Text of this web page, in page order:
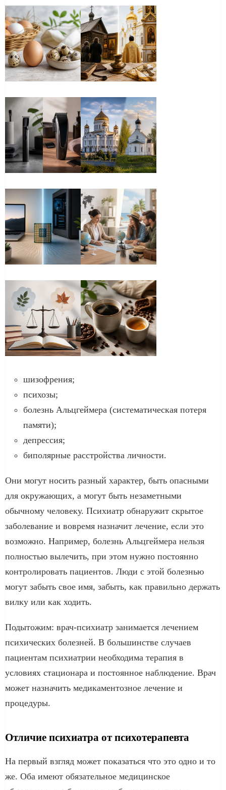
шизофрения;
психозы;
болезнь Альцгеймера (систематическая потеря
памяти);
депрессия;
биполярные расстройства личности.
Они могут носить разный характер, быть опасными
для окружающих, а могут быть незаметными
обычному человеку. Психиатр обнаружит скрытое
заболевание и вовремя назначит лечение, если это
возможно. Например, болезнь Альцгеймера нельзя
полностью вылечить, при этом нужно постоянно
контролировать пациентов. Люди с этой болезнью
могут забыть свое имя, забыть, как правильно держать
вилку или как ходить.
Подытожим: врач-психиатр занимается лечением
психических болезней. В большинстве случаев
пациентам психиатрии необходима терапия в
условиях стационара и постоянное наблюдение. Врач
может назначить медикаментозное лечение и
процедуры.
Отличие психиатра от психотерапевта
На первый взгляд может показаться что это одно и то
же. Оба имеют обязательное медицинское